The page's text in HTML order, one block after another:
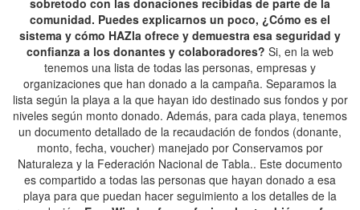
comunidad. Puedes explicarnos un poco, ¿Cómo es el
sistema y cómo HAZla ofrece y demuestra esa seguridad y
confianza a los donantes y colaboradores? Si, en la web
tenemos una lista de todas las personas, empresas y
organizaciones que han donado a la campaña. Separamos la
lista según la playa a la que hayan ido destinado sus fondos y por
niveles según monto donado. Además, para cada playa, tenemos
un documento detallado de la recaudación de fondos (donante,
monto, fecha, voucher) manejado por Conservamos por
Naturaleza y la Federación Nacional de Tabla.. Este documento
es compartido a todas las personas que hayan donado a esa
playa para que puedan hacer seguimiento a los detalles de la